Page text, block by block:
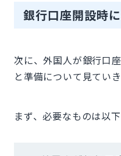
銀行口座開設時
次に、外国人が銀行口
と準備について見ていき
まず、必要なものは以下